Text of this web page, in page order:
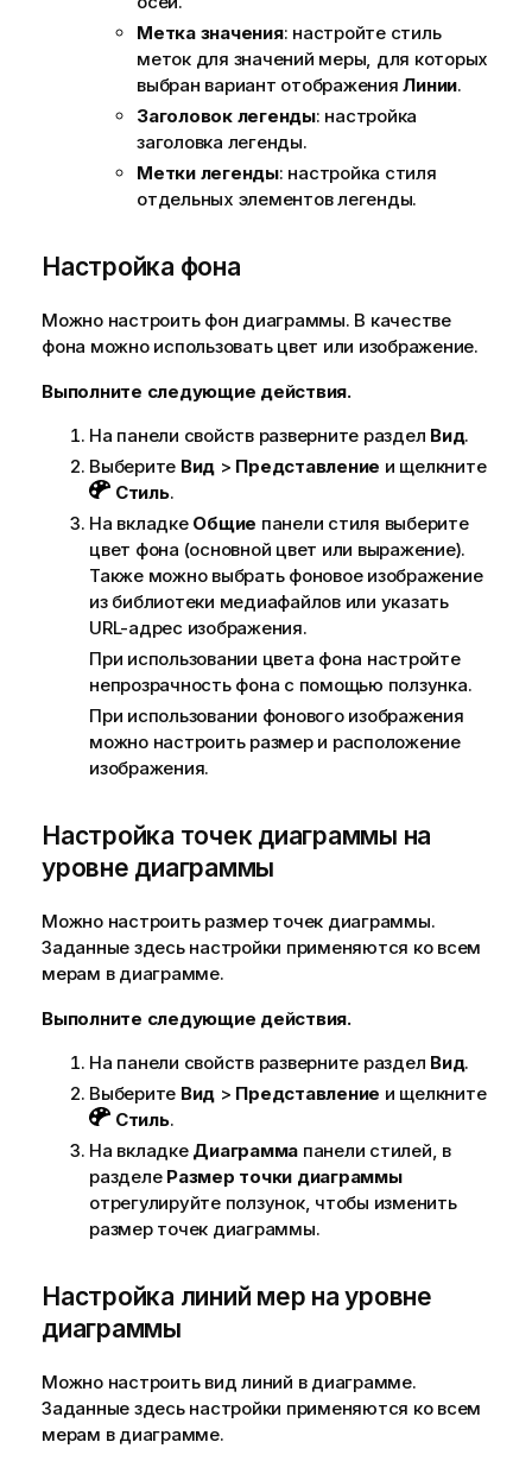
Метка значения: настройте стиль
меток для значений меры, для которых
выбран вариант отображенияЛинии.
Заголовок легенды: настройка
заголовка легенды.
Метки легенды: настройка стиля
отдельных элементов легенды.
Настройка фона
Можно настроить фон диаграммы. В качестве
фона можно использовать цвет или изображение.
Выполните следующие действия.
На панели свойств разверните раздел Вид.
Выберите Вид > Представление и щелкните
Стиль.
На вкладке Общие панели стиля выберите
цвет фона (основной цвет или выражение).
Также можно выбрать фоновое изображение
из библиотеки медиафайлов или указать
URL-адрес изображения.
При использовании цвета фона настройте
непрозрачность фона с помощью ползунка.
При использовании фонового изображения
можно настроить размер и расположение
изображения.
Настройка точек диаграммы на
уровне диаграммы
Можно настроить размер точек диаграммы.
Заданные здесь настройки применяются ко всем
мерам в диаграмме.
Выполните следующие действия.
На панели свойств разверните раздел Вид.
Выберите Вид > Представление и щелкните
Стиль.
На вкладке Диаграмма панели стилей, в
разделе Размер точки диаграммы
отрегулируйте ползунок, чтобы изменить
размер точек диаграммы.
Настройка линий мер на уровне
диаграммы
Можно настроить вид линий в диаграмме.
Заданные здесь настройки применяются ко всем
мерам в диаграмме.